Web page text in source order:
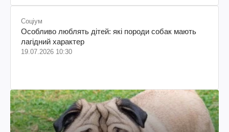
Соціум
Особливо люблять дітей: які породи собак мають
лагідний характер
19.07.2026 10:30